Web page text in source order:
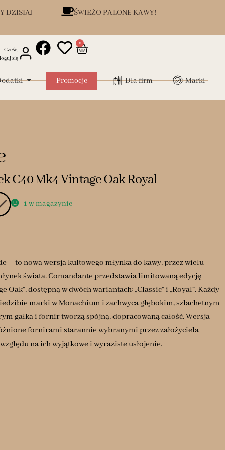
DZISIAJ ŚWIEŻO PALONE KAWY!
Cześć,
się
0
Promocje Dla firm Marki
C40 Mk4 Vintage Oak Royal
1 w magazynie
– to nowa wersja kultowego młynka do kawy, przez wielu
świata. Comandante przedstawia limitowaną edycję
Oak”, dostępną w dwóch wariantach: „Classic” i „Royal”. Każdy
marki w Monachium i zachwyca głębokim, szlachetnym
gałka i fornir tworzą spójną, dopracowaną całość. Wersja
fornirami starannie wybranymi przez założyciela
na ich wyjątkowe i wyraziste usłojenie.